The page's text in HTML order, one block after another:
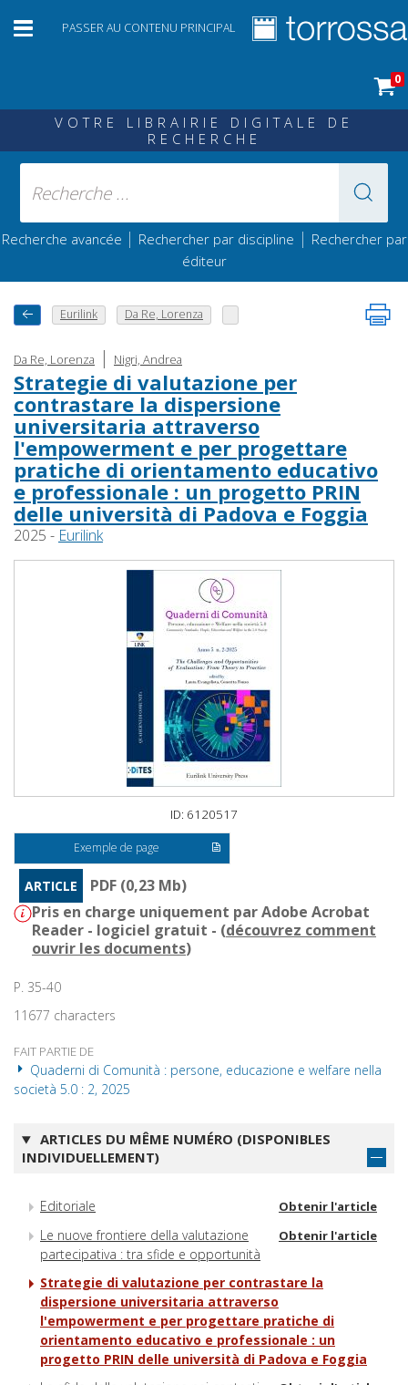
PASSER AU CONTENU PRINCIPAL
0
VOTRE LIBRAIRIE DIGITALE DE
RECHERCHE
Recherche avancée | Rechercher par discipline | Rechercher par
éditeur
Eurilink Da Re, Lorenza
Da Re, Lorenza | Nigri, Andrea
Strategie di valutazione per
contrastare la dispersione
universitaria attraverso
l'empowerment e per progettare
pratiche di orientamento educativo
e professionale : un progetto PRIN
delle università di Padova e Foggia
2025 - Eurilink
ID: 6120517
Exemple de page
ARTICLE
PDF (0,23 Mb)
Pris en charge uniquement par Adobe Acrobat
Reader - logiciel gratuit - (découvrez comment
ouvrir les documents)
P. 35-40
11677 characters
FAIT PARTIE DE
Quaderni di Comunità : persone, educazione e welfare nella
società 5.0 : 2, 2025
ARTICLES DU MÊME NUMÉRO (DISPONIBLES
INDIVIDUELLEMENT)
Editoriale Obtenir l'article
Le nuove frontiere della valutazione
partecipativa : tra sfide e opportunità
Obtenir l'article
Strategie di valutazione per contrastare la
dispersione universitaria attraverso
l'empowerment e per progettare pratiche di
orientamento educativo e professionale : un
progetto PRIN delle università di Padova e Foggia